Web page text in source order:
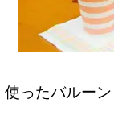
使ったバルーン